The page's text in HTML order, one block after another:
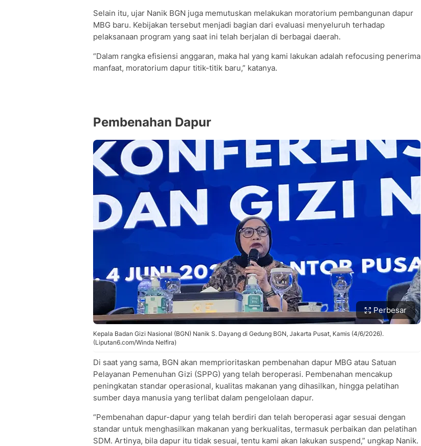
Selain itu, ujar Nanik BGN juga memutuskan melakukan moratorium pembangunan dapur
MBG baru. Kebijakan tersebut menjadi bagian dari evaluasi menyeluruh terhadap
pelaksanaan program yang saat ini telah berjalan di berbagai daerah.
“Dalam rangka efisiensi anggaran, maka hal yang kami lakukan adalah refocusing penerima
manfaat, moratorium dapur titik-titik baru,” katanya.
Pembenahan Dapur
Perbesar
Kepala Badan Gizi Nasional (BGN) Nanik S. Dayang di Gedung BGN, Jakarta Pusat, Kamis (4/6/2026).
(Liputan6.com/Winda Nelfira)
Di saat yang sama, BGN akan memprioritaskan pembenahan dapur MBG atau Satuan
Pelayanan Pemenuhan Gizi (SPPG) yang telah beroperasi. Pembenahan mencakup
peningkatan standar operasional, kualitas makanan yang dihasilkan, hingga pelatihan
sumber daya manusia yang terlibat dalam pengelolaan dapur.
“Pembenahan dapur-dapur yang telah berdiri dan telah beroperasi agar sesuai dengan
standar untuk menghasilkan makanan yang berkualitas, termasuk perbaikan dan pelatihan
SDM. Artinya, bila dapur itu tidak sesuai, tentu kami akan lakukan suspend,” ungkap Nanik.